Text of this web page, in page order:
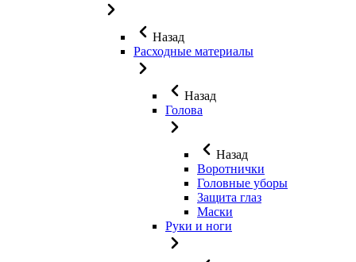
Назад
Расходные материалы
Назад
Голова
Назад
Воротнички
Головные уборы
Защита глаз
Маски
Руки и ноги